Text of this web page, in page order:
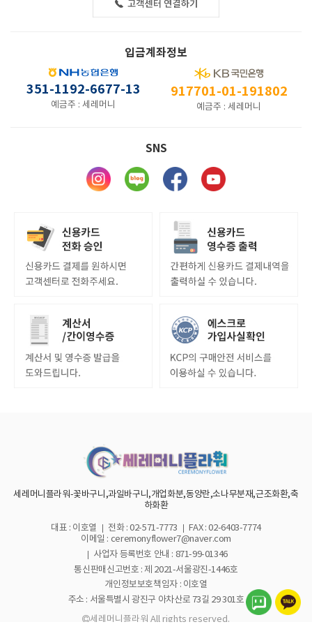
입금계좌정보
351-1192-6677-13
예금주 : 세레머니
917701-01-191802
예금주 : 세레머니
SNS
세레머니플라워-꽃바구니,과일바구니,개업화분,동양란,소나무분재,근조화환,축
하화환
대표 : 이호열 전화 : 02-571-7773
FAX : 02-6403-7774
이메일 : ceremonyflower7@naver.com
사업자 등록번호 안내 : 871-99-01346
통신판매신고번호 : 제 2021-서울광진-1446호
개인정보보호책임자 : 이호열
주소 : 서울특별시 광진구 아차산로 73길 29 301호
세레머니플라워 All rights reserved.